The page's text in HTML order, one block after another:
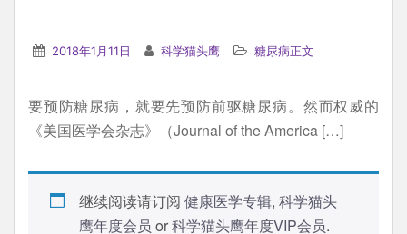
2018年1月11日 科学猫头鹰 糖尿病正文
要预防糖尿病，就要先预防前驱糖尿病。然而权威的
《美国医学会杂志》（Journal of the America […]
继续阅读请订阅 健康医学专辑, 科学猫头
鹰年度会员 or科学猫头鹰年度VIP会员.